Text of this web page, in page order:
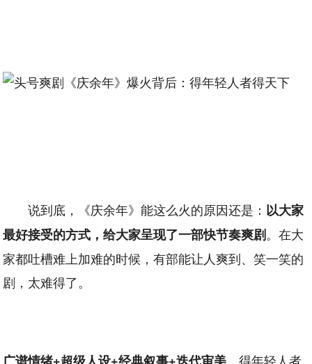
说到底，《庆余年》能这么火的原因还是： 以大家
最好接受的方式，给大家呈现了一部快节奏爽剧。在大
家都吐槽难上加难的时候，有部能让人爽到、笑一笑的
剧，太难得了。
，得年轻人者